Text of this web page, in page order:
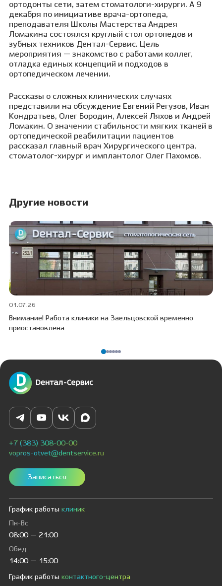
ортодонты сети, затем стоматологи-хирурги. А 9
декабря по инициативе врача-ортопеда,
преподавателя Школы Мастерства Андрея
Ломакина состоялся круглый стол ортопедов и
зубных техников Дентал-Сервис. Цель
мероприятия — знакомство с работами коллег,
отладка единых концепций и подходов в
ортопедическом лечении.
Рассказы о сложных клинических случаях
представили на обсуждение Евгений Регузов, Иван
Кондратьев, Олег Бородин, Алексей Ляхов и Андрей
Ломакин. О значении стабильности мягких тканей в
ортопедической реабилитации пациентов
рассказал главный врач Хирургического центра,
стоматолог-хирург и имплантолог Олег Пахомов.
Другие новости
01.07.26
Внимание! Работа клиники на Заельцовской временно
приостановлена
+7 (383) 308-00-00
vopros-otvet@dentservice.ru
Записаться
График работы клиник
Пн-Вс
08:00 — 21:00
Обед
14:00 — 15:00
График работы контактного-центра